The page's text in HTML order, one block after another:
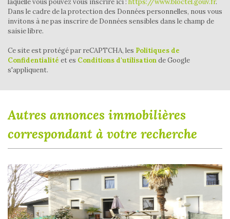
laquelle vous pouvez vous inscrire ici : https://www.bloctel.gouv.fr.
Dans le cadre de la protection des Données personnelles, nous vous
invitons à ne pas inscrire de Données sensibles dans le champ de
saisie libre.
Ce site est protégé par reCAPTCHA, les Politiques de
Confidentialité et es Conditions d'utilisationde Google
s'appliquent.
autres annonces immobilières
correspondant à votre recherche